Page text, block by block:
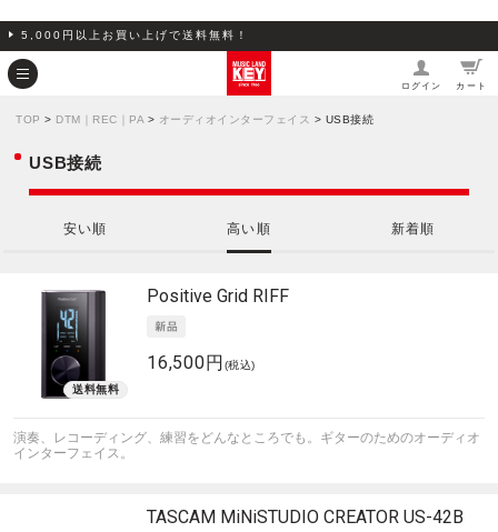
5,000円以上お買い上げで送料無料！
ログイン カート
TOP > DTM｜REC｜PA > オーディオインターフェイス > USB接続
USB接続
安い順 高い順 新着順
Positive Grid RIFF
16,500円 (税込)
演奏、レコーディング、練習をどんなところでも。ギターのためのオーディオ
インターフェイス。
TASCAM MiNiSTUDIO CREATOR US-42B